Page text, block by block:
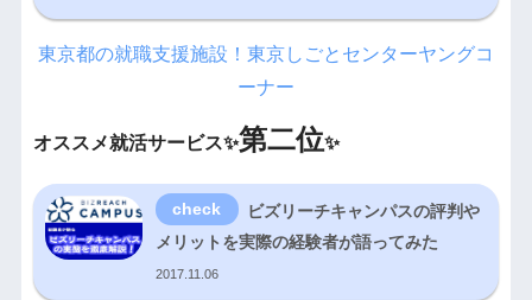
東京都の就職支援施設！東京しごとセンターヤングコ
ーナー
オススメ就活サービス✨第二位✨
ビズリーチキャンパスの評判や
メリットを実際の経験者が語ってみた
2017.11.06